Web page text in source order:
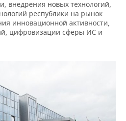
внедрения новых технологий,
республики на рынок
инновационной активности,
цифровизации сферы ИС и